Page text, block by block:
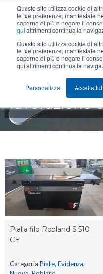
Questo sito utilizza cookie di
le tue preferenze, manifestate
saperne di più o negare il
qui altrimenti continua la
Questo sito utilizza cookie di
le tue preferenze, manifestate
saperne di più o negare il
qui altrimenti continua la
Personalizza Accetta
+39 0425
Macchine
lavorazione
Pialla filo Robland S 510
CE
Categoria Pialle, Evidenza,